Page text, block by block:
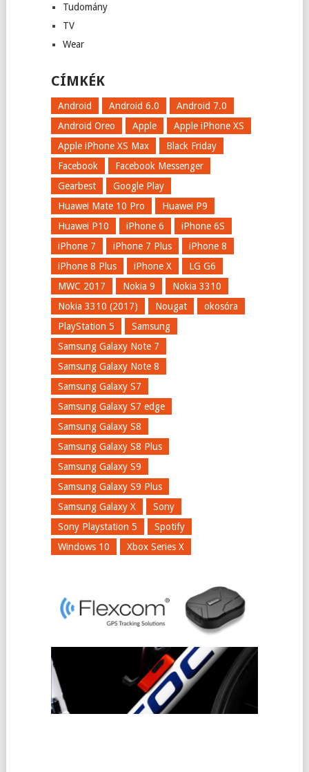
Tudomány
TV
Wear
CÍMKÉK
Android Android 6.0
Android 7.0
Android Oreo
Apple
Apple iPhone XS
Apple iPhone XS Max
Black Friday
Facebook
Facebook Messenger
Gearbest
Google Play
Huawei Mate 10 Pro
Huawei P9
Huawei P10
iPhone 6
iPhone 6S
iPhone 7
iPhone 7 Plus
iPhone 8
iPhone 8 Plus
iPhone X
LG G6
MWC 2017
Nokia 9
Nokia 3310
Nokia 3310 (2017)
Nougat
okosóra
PlayStation 5
Samsung
Samsung Galaxy Note 7
Samsung Galaxy Note 8
Samsung Galaxy S7
Samsung Galaxy S7 edge
Samsung Galaxy S8
Samsung Galaxy S8 Plus
Samsung Galaxy S9
Samsung Galaxy S9 Plus
Samsung Galaxy X
Sony
Sony Playstation 5
Spotify
Windows 10
Xbox Series X